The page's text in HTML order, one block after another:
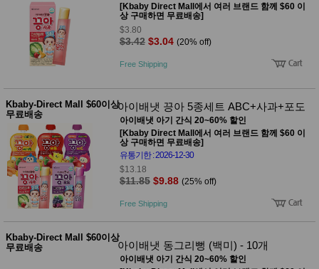
[Kbaby Direct Mall에서 여러 브랜드 함께 $60 이
상 구매하면 무료배송]
$3.80
$3.42 $3.04 (20% off)
Free Shipping
Kbaby-Direct Mall $60이상
무료배송
아이배냇 끙아 5종세트 ABC+사과+포도
아이배냇 아기 간식 20~60% 할인
[Kbaby Direct Mall에서 여러 브랜드 함께 $60 이
상 구매하면 무료배송]
유통기한 : 2026-12-30
$13.18
$11.85 $9.88 (25% off)
Free Shipping
Kbaby-Direct Mall $60이상
무료배송
아이배냇 동그리뻥 (백미) - 10개
아이배냇 아기 간식 20~60% 할인